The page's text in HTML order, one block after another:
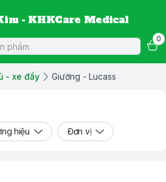
- KHKCare Medical
0
- xe đẩy Giường - Lucass
hiệu Đơn vị